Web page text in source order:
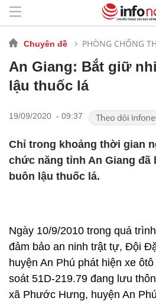
Chuyên đề PHÒNG CHỐNG
An Giang: Bắt giữ
lậu thuốc lá
19/09/2020 - 09:37
Chỉ trong khoảng thời gian
chức năng tỉnh An Giang đã
buôn lậu thuốc lá.
Ngày 10/9/2010 trong quá
đảm bảo an ninh trật tự, Đội
huyện An Phú phát hiện xe
soát 51D-219.79 đang lưu
xã Phước Hưng, huyện An